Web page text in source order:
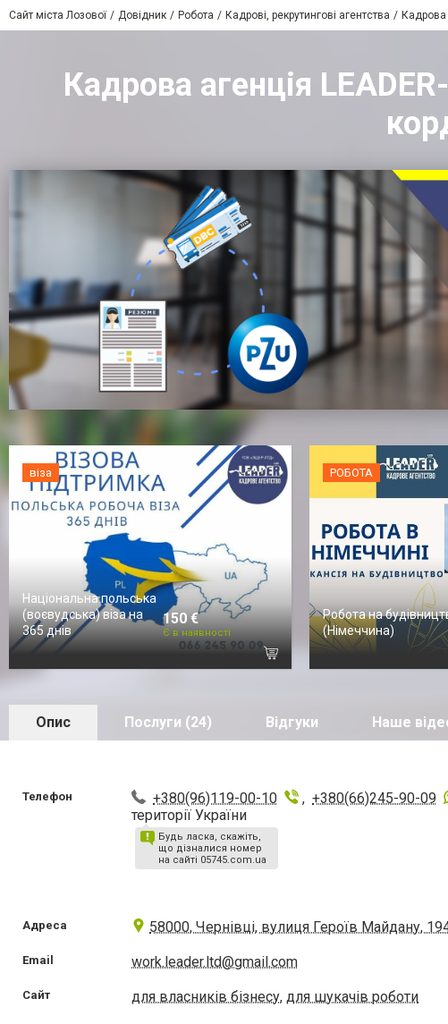
Сайт міста Лозової Довідник Робота Кадрові, рекрутингові агентства Кадрова
Кадрова агенція
віза
Національна польська
(воєвудська) віза на
365 днів
150 €
Є в наявності
РОБОТА
Робота на
(Німеччина)
Опис Послуги (24) Відгуки Наше
Телефон +380(96)119-00-10 , +380(66)245-90-09
території України
Будь ласка, скажіть,
що дізналися номер
на сайті 05745.com.ua
Адреса 58000, Чернівці, вулиця Героїв Майдану,
Email work.leader.ltd@gmail.com
Сайт для власників бізнесу, для шукачів роботи